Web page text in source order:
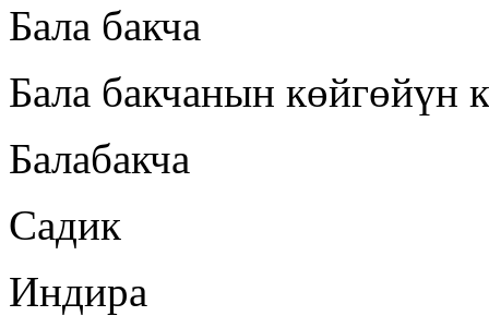
Бала бакча
Бала бакчанын көйгөйүн
Балабакча
Садик
Индира